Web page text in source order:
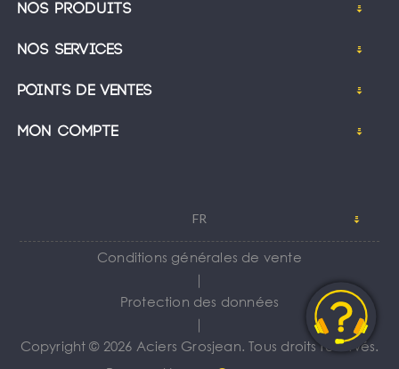
Nos produits
Nos services
Points de ventes
Mon compte
FR
Conditions générales de vente
｜
Protection des données
｜
Copyright © 2026 Aciers Grosjean. Tous droits réservés.